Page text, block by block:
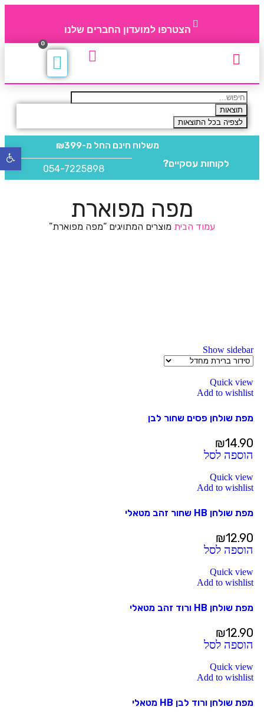
הצטרפו למועדון החברים שלנו
0
תוצאות
לצפיה בכל התוצאות
משלוח חינם החל מ-₪399
לקוחות עסקיים? 054-7225898
מפה מפוארת
עמוד הבית מוצרים המתויגים “מפה מפוארת”
Show sidebar
Quick view
Add to wishlist
מפת שולחן פסים שחור לבן
₪14.90
הוספה לסל
Quick view
Add to wishlist
מפת שולחן HB שחור זהב מטאלי
₪12.90
הוספה לסל
Quick view
Add to wishlist
מפת שולחן HB ורוד זהב מטאלי
₪12.90
הוספה לסל
Quick view
Add to wishlist
מפת שולחן ורוד לבן HB מטאלי
פתח